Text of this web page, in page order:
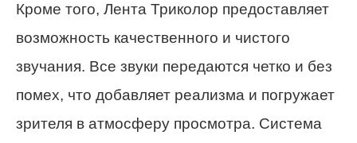
Кроме того, Лента Триколор предоставляет
возможность качественного и чистого
звучания. Все звуки передаются четко и без
помех, что добавляет реализма и погружает
зрителя в атмосферу просмотра. Система